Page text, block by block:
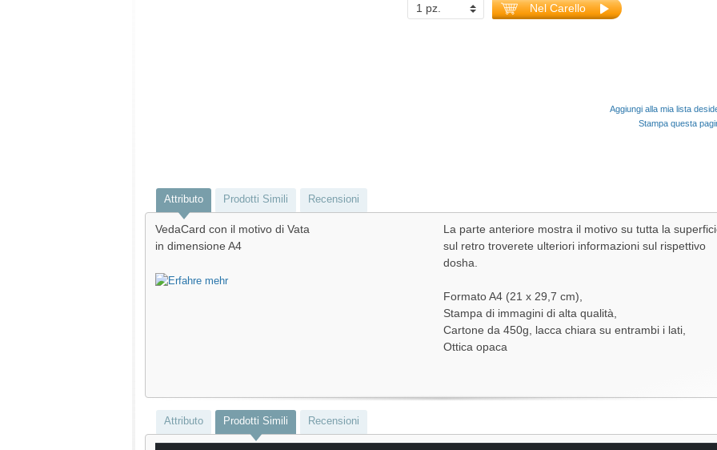
Nel Carello
Aggiungi alla mia lista
Stampa questa
Attributo Prodotti Simili Recensioni
VedaCard con il motivo di Vata
in dimensione A4
La parte anteriore mostra il motivo su tutta la
sul retro troverete ulteriori informazioni sul rispettivo
dosha.
Formato A4 (21 x 29,7 cm),
Stampa di immagini di alta qualità,
Cartone da 450g, lacca chiara su entrambi i lati,
Ottica opaca
Attributo Prodotti Simili Recensioni